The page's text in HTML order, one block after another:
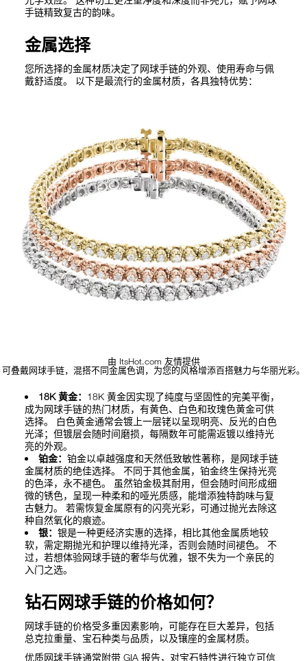
手链精致复古的韵味。
金属选择
您所选择的金属材质决定了网球手链的外观、使用寿命与佩
戴舒适度。 以下是最流行的金属材质，各具独特优势：
由 ItsHot.com 友情提供
可叠戴网球手链，混搭不同金属色调，为您的风格增添百搭魅力与华丽光彩。
18K 黄金： 18K 黄金因实现了纯度与坚固性的完美平衡，
成为网球手链的热门材质，有黄色、白色和玫瑰色黄金可供
选择。 白色黄金通常会镀上一层铑以呈现明亮、反光的白色
光泽；但镀层会随时间磨损，每隔数年可能需返镀以维持光
亮的外观。
铂金： 铂金以卓越强度和天然低致敏性著称，是网球手链
金属材质的绝佳选择。 不同于其他金属，铂金终生保持光亮
的色泽，永不褪色。 虽然铂金极其耐用，但会随时间形成细
微的锈色，呈现一种柔和的哑光质感，能增添独特韵味与复
古魅力。 若需恢复金属原有的闪亮光彩，可通过抛光去除这
种自然氧化的痕迹。
银： 银是一种更经济实惠的选择，相比其他金属质地较
软，需定期抛光和护理以维持光泽，否则会随时间褪色。 不
过，若想体验网球手链的奢华与优雅，银不失为一个亲民的
入门之选。
钻石网球手链的价格如何？
网球手链的价格受多重因素影响，可能存在巨大差异，包括
总克拉重量、宝石种类与品质，以及镶座的金属材质。
优质网球手链通常附带 GIA 报告，对宝石特性进行独立可信